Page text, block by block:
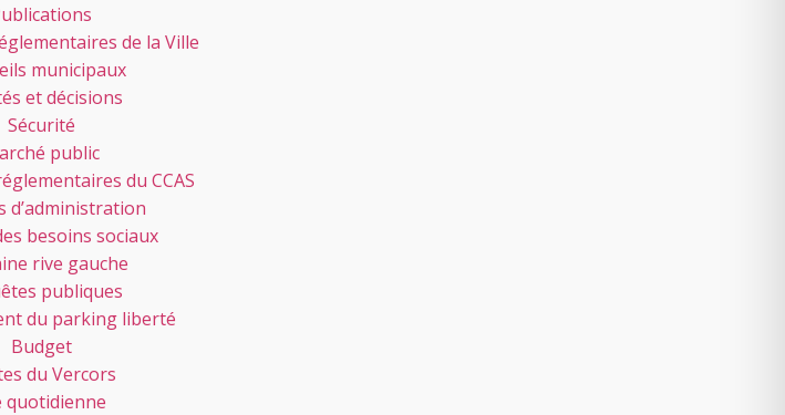
de la Ville
municipaux
et décisions
Sécurité
public
du CCAS
d’administration
besoins sociaux
rive gauche
publiques
du parking liberté
Budget
du Vercors
quotidienne